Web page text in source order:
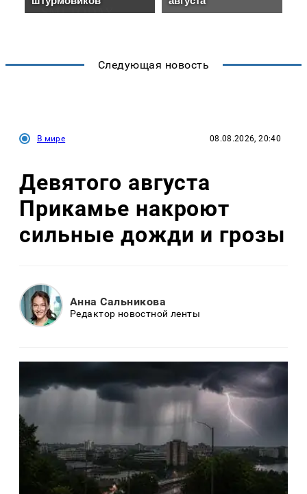
Следующая новость
В мире 08.08.2026, 20:40
Девятого августа
Прикамье накроют
сильные дожди и грозы
Анна Сальникова
Редактор новостной ленты